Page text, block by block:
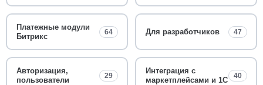
Платежные модули
Битрикс
64 Для разработчиков 47
Авторизация,
пользователи
29
Интеграция с
маркетплейсами и 1С
40